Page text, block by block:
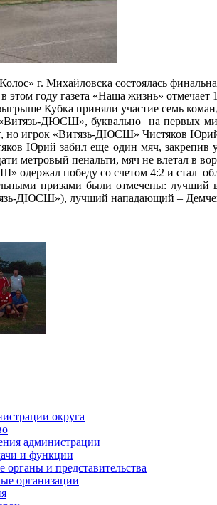
г. Михайловска состоялась
этом году газета «Наша жизнь»
Кубка приняли участие семь
ДЮСШ», буквально на первых
но игрок «Витязь-ДЮСШ» Чистяков
Юрий забил еще один мяч, закрепив
метровый пенальти, мяч не влетал в
одержал победу со счетом 4:2 и стал
призами были отмечены:
ДЮСШ»), лучший нападающий –
округа
администрации
и функции
органы и представительства
организации